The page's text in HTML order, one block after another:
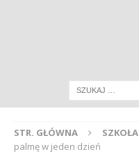
STR. GŁÓWNA SZKOŁA
palmę w jeden dzień